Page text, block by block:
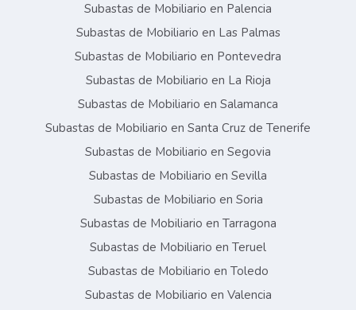
Subastas de Mobiliario en Palencia
Subastas de Mobiliario en Las Palmas
Subastas de Mobiliario en Pontevedra
Subastas de Mobiliario en La Rioja
Subastas de Mobiliario en Salamanca
Subastas de Mobiliario en Santa Cruz de Tenerife
Subastas de Mobiliario en Segovia
Subastas de Mobiliario en Sevilla
Subastas de Mobiliario en Soria
Subastas de Mobiliario en Tarragona
Subastas de Mobiliario en Teruel
Subastas de Mobiliario en Toledo
Subastas de Mobiliario en Valencia